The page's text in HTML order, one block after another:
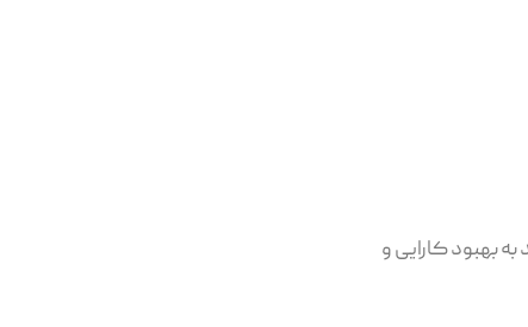
بهبود کارایی و